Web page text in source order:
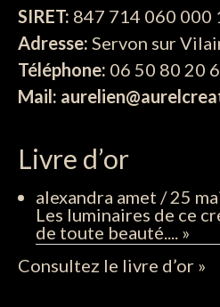
SIRET: 847 714 060 000
Adresse: Servon sur
Téléphone: 06 50 80 20
Mail:
Livre d’or
alexandra amet /25
Les luminaires de ce
de toute beauté.... »
Consultez le livre d’or »